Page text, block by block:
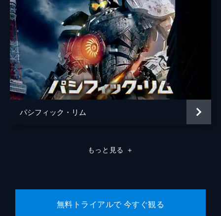
パシフィック・リム
もっと見る ＋
無料トライアルで 今すぐ観る